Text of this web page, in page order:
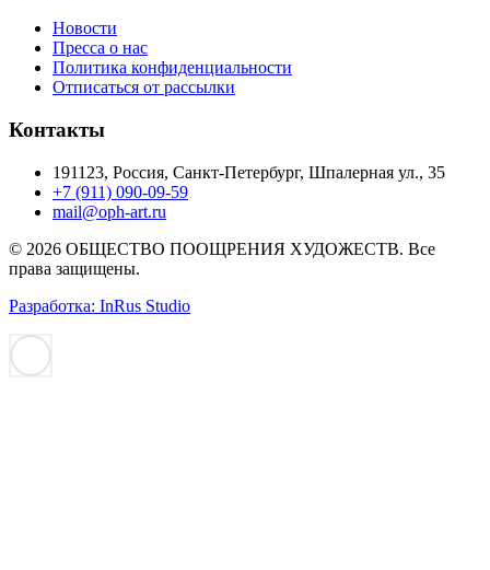
Новости
Пресса о нас
Политика конфиденциальности
Отписаться от рассылки
Контакты
191123, Россия, Санкт-Петербург, Шпалерная ул., 35
+7 (911) 090-09-59
mail@oph-art.ru
© 2026 ОБЩЕСТВО ПООЩРЕНИЯ ХУДОЖЕСТВ. Все
права защищены.
Разработка: InRus Studio